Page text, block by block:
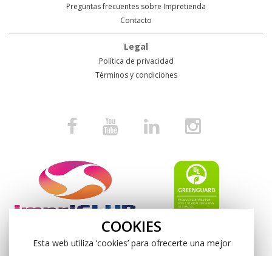
COOKIES
Esta web utiliza ‘cookies’ para ofrecerte una mejor
Preguntas frecuentes sobre Impretienda
Contacto
Legal
Política de privacidad
Términos y condiciones